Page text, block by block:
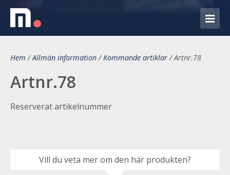
Hem /Allmän information/Kommande artiklar/Artnr.78
Artnr.78
Reserverat artikelnummer
Vill du veta mer om den här produkten?